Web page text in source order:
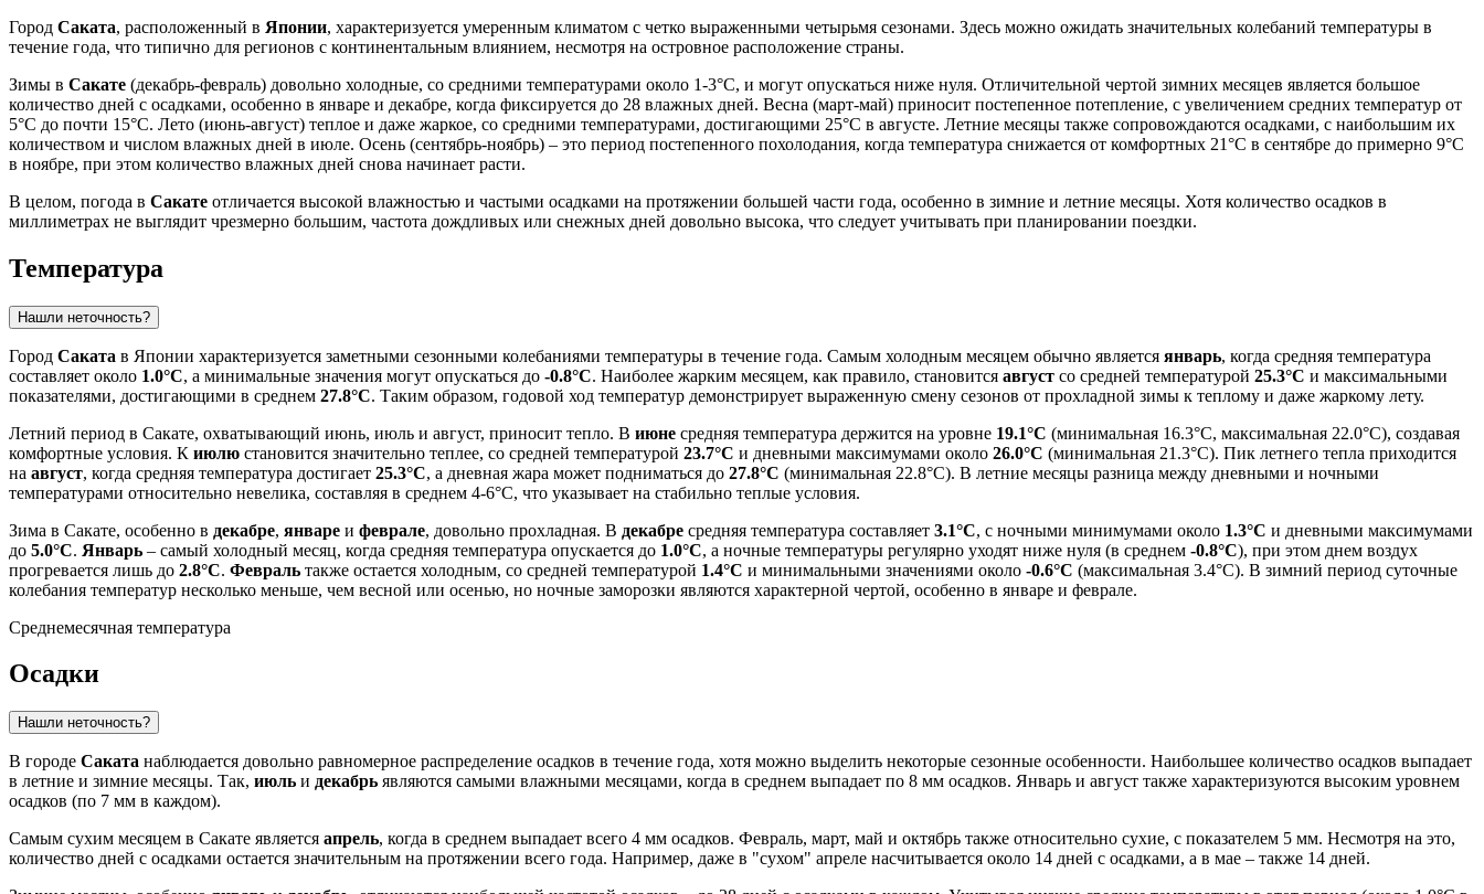
Город Саката, расположенный в Японии, характеризуется умеренным климатом с четко выраженными четырьмя сезонами. Здесь можно ожидать значительных колебаний температуры в
течение года, что типично для регионов с континентальным влиянием, несмотря на островное расположение страны.
Зимы в Сакате (декабрь-февраль) довольно холодные, со средними температурами около 1-3°C, и могут опускаться ниже нуля. Отличительной чертой зимних месяцев является большое
количество дней с осадками, особенно в январе и декабре, когда фиксируется до 28 влажных дней. Весна (март-май) приносит постепенное потепление, с увеличением средних температур от
5°C до почти 15°C. Лето (июнь-август) теплое и даже жаркое, со средними температурами, достигающими 25°C в августе. Летние месяцы также сопровождаются осадками, с наибольшим их
количеством и числом влажных дней в июле. Осень (сентябрь-ноябрь) – это период постепенного похолодания, когда температура снижается от комфортных 21°C в сентябре до примерно 9°C
в ноябре, при этом количество влажных дней снова начинает расти.
В целом, погода в Сакате отличается высокой влажностью и частыми осадками на протяжении большей части года, особенно в зимние и летние месяцы. Хотя количество осадков в
миллиметрах не выглядит чрезмерно большим, частота дождливых или снежных дней довольно высока, что следует учитывать при планировании поездки.
Температура
Нашли неточность?
Город Саката в Японии характеризуется заметными сезонными колебаниями температуры в течение года. Самым холодным месяцем обычно является январь, когда средняя температура
составляет около 1.0°C, а минимальные значения могут опускаться до -0.8°C. Наиболее жарким месяцем, как правило, становится август со средней температурой 25.3°C и максимальными
показателями, достигающими в среднем 27.8°C. Таким образом, годовой ход температур демонстрирует выраженную смену сезонов от прохладной зимы к теплому и даже жаркому лету.
Летний период в Сакате, охватывающий июнь, июль и август, приносит тепло. В июне средняя температура держится на уровне 19.1°C (минимальная 16.3°C, максимальная 22.0°C), создавая
комфортные условия. К июлю становится значительно теплее, со средней температурой 23.7°C и дневными максимумами около 26.0°C (минимальная 21.3°C). Пик летнего тепла приходится
на август, когда средняя температура достигает 25.3°C, а дневная жара может подниматься до 27.8°C (минимальная 22.8°C). В летние месяцы разница между дневными и ночными
температурами относительно невелика, составляя в среднем 4-6°C, что указывает на стабильно теплые условия.
Зима в Сакате, особенно в декабре, январе и феврале, довольно прохладная. В декабре средняя температура составляет 3.1°C, с ночными минимумами около 1.3°C и дневными максимумами
до 5.0°C. Январь – самый холодный месяц, когда средняя температура опускается до 1.0°C, а ночные температуры регулярно уходят ниже нуля (в среднем -0.8°C), при этом днем воздух
прогревается лишь до 2.8°C. Февраль также остается холодным, со средней температурой 1.4°C и минимальными значениями около -0.6°C (максимальная 3.4°C). В зимний период суточные
колебания температур несколько меньше, чем весной или осенью, но ночные заморозки являются характерной чертой, особенно в январе и феврале.
Среднемесячная температура
Осадки
Нашли неточность?
В городе Саката наблюдается довольно равномерное распределение осадков в течение года, хотя можно выделить некоторые сезонные особенности. Наибольшее количество осадков выпадает
в летние и зимние месяцы. Так, июль и декабрь являются самыми влажными месяцами, когда в среднем выпадает по 8 мм осадков. Январь и август также характеризуются высоким уровнем
осадков (по 7 мм в каждом).
Самым сухим месяцем в Сакате является апрель, когда в среднем выпадает всего 4 мм осадков. Февраль, март, май и октябрь также относительно сухие, с показателем 5 мм. Несмотря на это,
количество дней с осадками остается значительным на протяжении всего года. Например, даже в "сухом" апреле насчитывается около 14 дней с осадками, а в мае – также 14 дней.